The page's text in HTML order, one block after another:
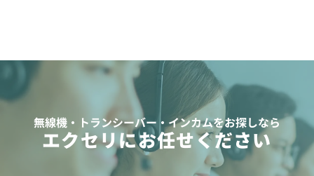
無線機・トランシーバー・インカムをお探しなら
エクセリにお任せください